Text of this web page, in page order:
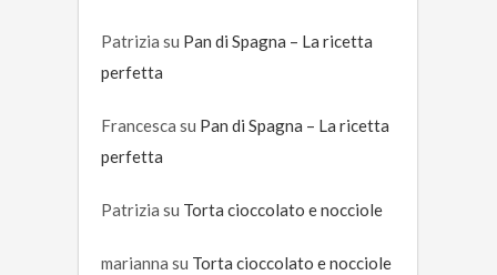
Patrizia su Pan di Spagna – La ricetta
perfetta
Francesca su Pan di Spagna – La ricetta
perfetta
Patrizia su Torta cioccolato e nocciole
marianna su Torta cioccolato e nocciole